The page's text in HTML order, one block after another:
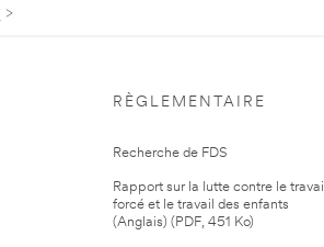
RÈGLEMENTAIRE
Recherche de FDS
Rapport sur la lutte contre le travail
forcé et le travail des enfants
(Anglais) (PDF, 451 Ko)